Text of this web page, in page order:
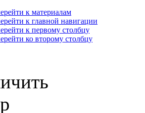
к материалам
к главной навигации
к первому столбцу
ко второму столбцу